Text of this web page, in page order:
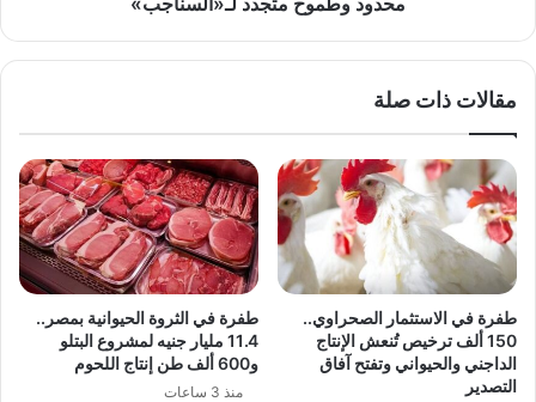
مقالات ذات صلة
طفرة في الاستثمار الصحراوي..
150 ألف ترخيص تُنعش الإنتاج
الداجني والحيواني وتفتح آفاق
التصدير
طفرة في الثروة الحيوانية بمصر..
11.4 مليار جنيه لمشروع البتلو
و600 ألف طن إنتاج اللحوم
منذ 3 ساعات